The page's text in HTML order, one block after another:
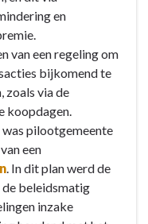
en
van een regeling om
bijkomend te
zoals via de
koopdagen.
pilootgemeente
een
. In dit plan werd de
beleidsmatig
inzake